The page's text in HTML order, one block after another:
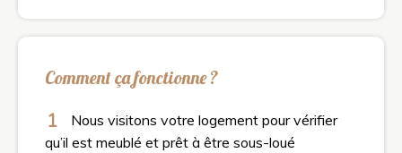
Comment ça fonctionne ?
Nous visitons votre logement pour vérifier
qu’il est meublé et prêt à être sous-loué